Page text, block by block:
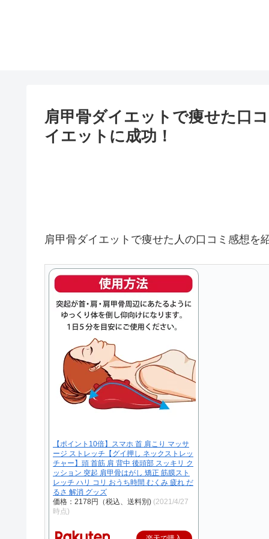
肩甲骨ダイエットで痩せた口
イエットに成功！
肩甲骨ダイエットで痩せた人の口コミ感想を
【ポイント10倍】スマホ 首 肩こり マッサ
ージ ストレッチ【グイ押し ネックストレッ
チャー】頭 首筋 肩 背中 後頭部 スッキリ ク
ッション 突起 肩甲骨はがし 矯正 筋膜スト
レッチ ハリ コリ おうち時間 むくみ 疲れ だ
るさ 解消 グッズ
価格：2178円（税込、送料別) (2021/4/27
時点)